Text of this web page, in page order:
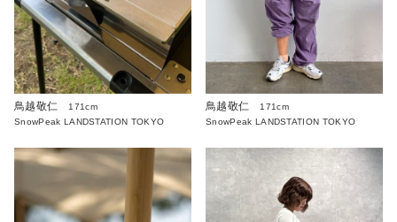
鳥越敬仁
171cm
SnowPeak LANDSTATION TOKYO
鳥越敬仁
171cm
SnowPeak LANDSTATION TOKYO